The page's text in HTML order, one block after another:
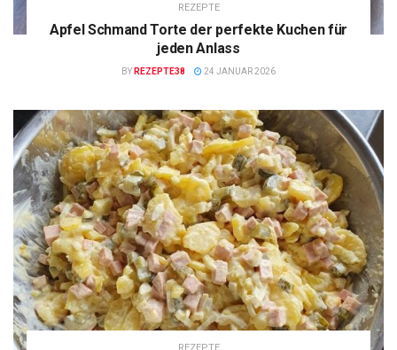
REZEPTE
Apfel Schmand Torte der perfekte Kuchen für
jeden Anlass
BY REZEPTE38 24 JANUAR 2026
REZEPTE